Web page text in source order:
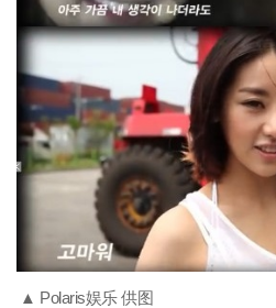
▲ Polaris娱乐 供图